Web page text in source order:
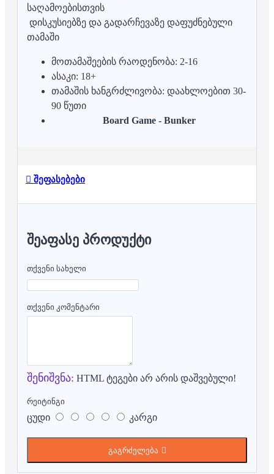
საღამოებისთვის
დისკუსიებზე და გადარჩევაზე დაფუძნებული
თამაში
მოთამაშეების რაოდენობა: 2-16
ასაკი: 18+
თამაშის ხანგრძლივობა: დაახლოებით 30-
90 წუთი
Board Game - Bunker
შეფასებები
ᲨᲔᲐᲤᲐᲡᲔ ᲞᲠᲝᲓᲣᲥᲢᲘ
თქვენი სახელი
თქვენი კომენტარი
შენიშვნა: HTML ტეგები არ არის დაშვებული!
რეიტინგი
ცუდი კარგი
გაგრძელება